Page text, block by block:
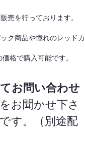
売を行っております。
ク商品や憧れのレッドカ
格で購入可能です。
お問い合わせ
お聞かせ下さ
す。（別途配